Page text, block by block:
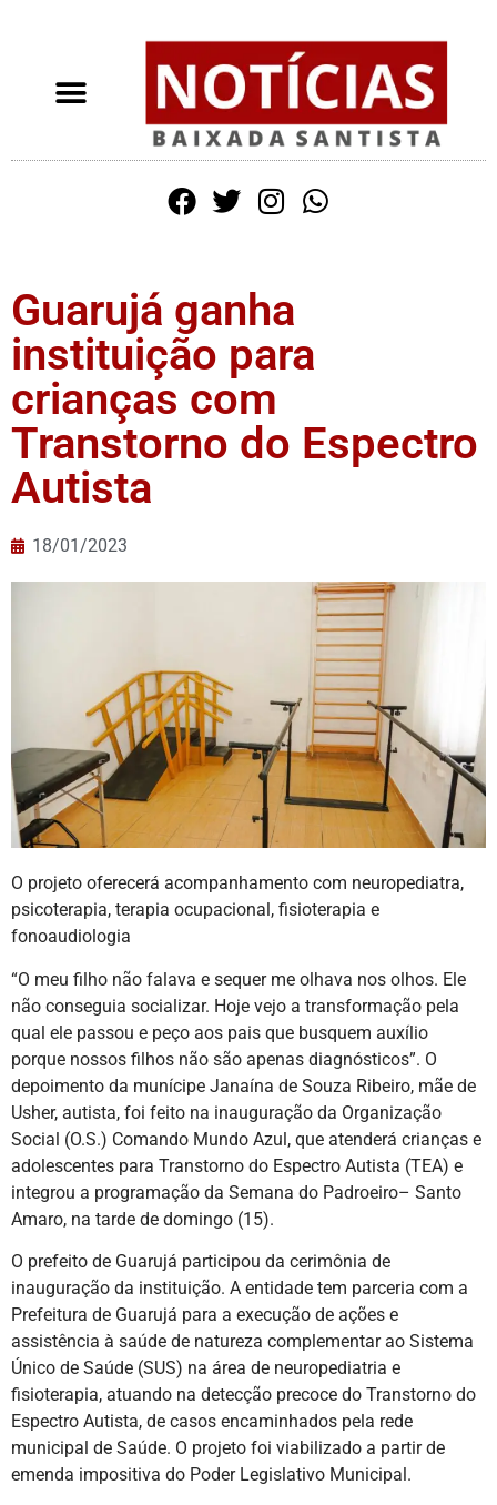
Guarujá ganha
instituição para
crianças com
Transtorno do Espectro
Autista
18/01/2023
O projeto oferecerá acompanhamento com neuropediatra,
psicoterapia, terapia ocupacional, fisioterapia e
fonoaudiologia
“O meu filho não falava e sequer me olhava nos olhos. Ele
não conseguia socializar. Hoje vejo a transformação pela
qual ele passou e peço aos pais que busquem auxílio
porque nossos filhos não são apenas diagnósticos”. O
depoimento da munícipe Janaína de Souza Ribeiro, mãe de
Usher, autista, foi feito na inauguração da Organização
Social (O.S.) Comando Mundo Azul, que atenderá crianças e
adolescentes para Transtorno do Espectro Autista (TEA) e
integrou a programação da Semana do Padroeiro– Santo
Amaro, na tarde de domingo (15).
O prefeito de Guarujá participou da cerimônia de
inauguração da instituição. A entidade tem parceria com a
Prefeitura de Guarujá para a execução de ações e
assistência à saúde de natureza complementar ao Sistema
Único de Saúde (SUS) na área de neuropediatria e
fisioterapia, atuando na detecção precoce do Transtorno do
Espectro Autista, de casos encaminhados pela rede
municipal de Saúde. O projeto foi viabilizado a partir de
emenda impositiva do Poder Legislativo Municipal.